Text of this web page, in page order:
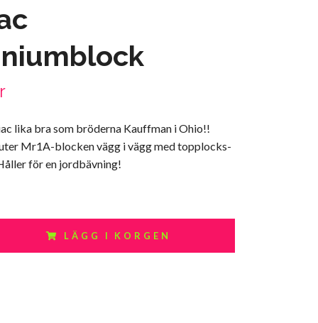
lika bra som bröderna Kauffman i Ohio!!
Mr1A-blocken vägg i vägg med topplocks-
för en jordbävning!
LÄGG I KORGEN